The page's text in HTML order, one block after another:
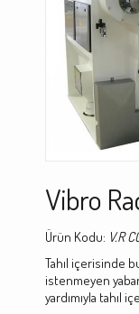
Vibro
Ürün Kodu: V.R
Tahıl içerisinde
istenmeyen
yardımıyla tahıl